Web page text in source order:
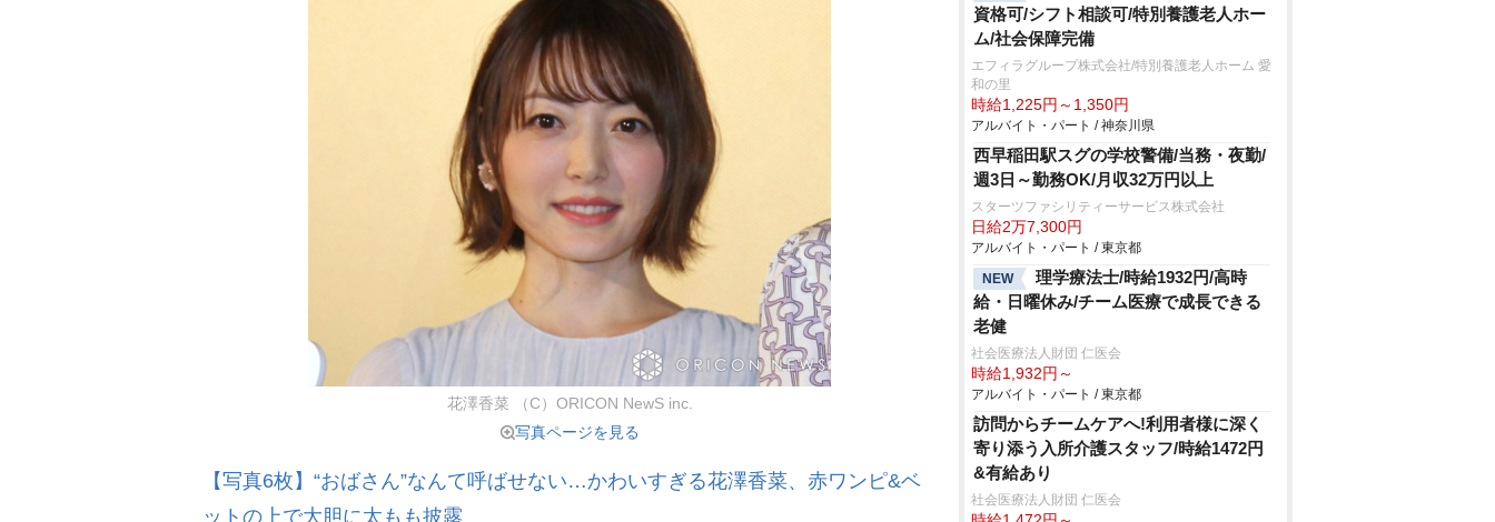
花澤香菜 （C）ORICON NewS inc.
写真ページを見る
【写真6枚】“おばさん”なんて呼ばせない…かわいすぎる花澤香菜、赤ワンピ&ベ
ットの上で大胆に太もも披露
資格可/シフト相談可/特別養護老人ホー
ム/社会保障完備
エフィラグループ株式会社/特別養護老人ホーム 愛
和の里
時給1,225円～1,350円
アルバイト・パート / 神奈川県
西早稲田駅スグの学校警備/当務・夜勤/
週3日～勤務OK/月収32万円以上
スターツファシリティーサービス株式会社
日給2万7,300円
アルバイト・パート / 東京都
NEW
理学療法士/時給1932円/高時
給・日曜休み/チーム医療で成長できる
老健
社会医療法人財団 仁医会
時給1,932円～
アルバイト・パート / 東京都
訪問からチームケアへ!利用者様に深く
寄り添う入所介護スタッフ/時給1472円
&有給あり
社会医療法人財団 仁医会